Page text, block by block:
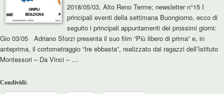
2018/05/03, Alto Reno Terme; newsletter n°15 I
principali eventi della settimana Buongiorno, ecco di
seguito i principali appuntamenti dei prossimi giorni:
Gio 03/05 Adriano Sforzi presenta il suo film “Più libero di prima” e, in
anteprima, il cortometraggio “Ire ebbasta”, realizzato dai ragazzi dell’Istituto
Montessori – Da Vinci – …
Condividi: